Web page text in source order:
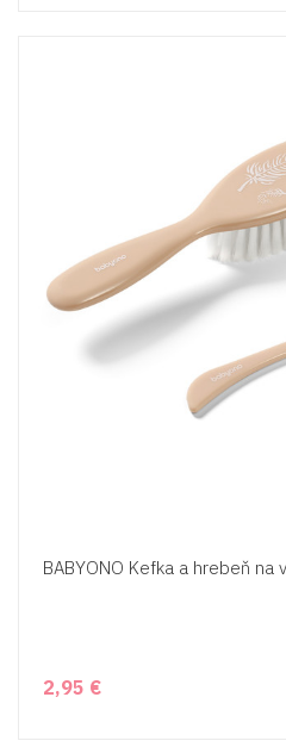
BABYONO Kefka a hrebeň na
2,95 €